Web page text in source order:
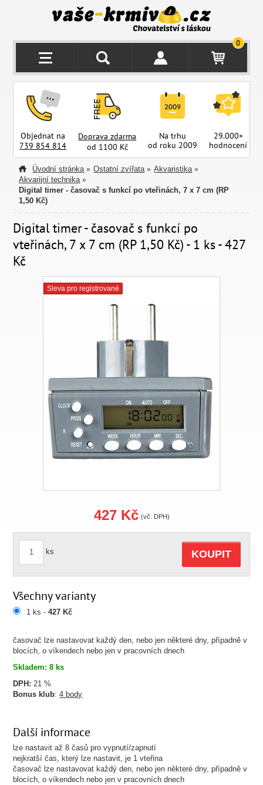
0
Objednat na
739 854 814
Doprava zdarma
od 1100 Kč
Na trhu
od roku 2009
29.000+
hodnocení
Úvodní stránka » Ostatní zvířata » Akvaristika »
Akvarijní technika »
Digital timer - časovač s funkcí po vteřinách, 7 x 7 cm (RP
1,50 Kč)
Digital timer - časovač s funkcí po
vteřinách, 7 x 7 cm (RP 1,50 Kč) - 1 ks - 427
Kč
Sleva pro registrované
časovač lze nastavovat každý den, nebo jen některé dny, případně v
blocích, o víkendech nebo jen v pracovních dnech
Skladem: 8 ks
DPH: 21 %
Bonus klub:4 body
427 Kč (vč. DPH)
ks KOUPIT
Všechny varianty
1 ks -427 Kč
Další informace
lze nastavit až 8 časů pro vypnutí/zapnutí
nejkratší čas, který lze nastavit, je 1 vteřina
časovač lze nastavovat každý den, nebo jen některé dny, případně v
blocích, o víkendech nebo jen v pracovních dnech